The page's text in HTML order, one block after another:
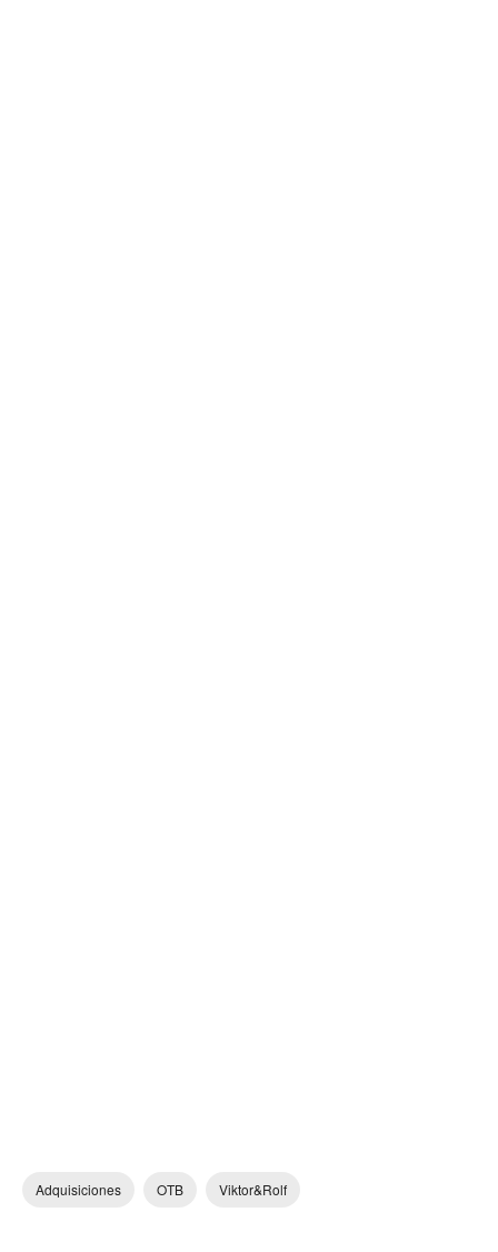
Adquisiciones OTB Viktor&Rolf